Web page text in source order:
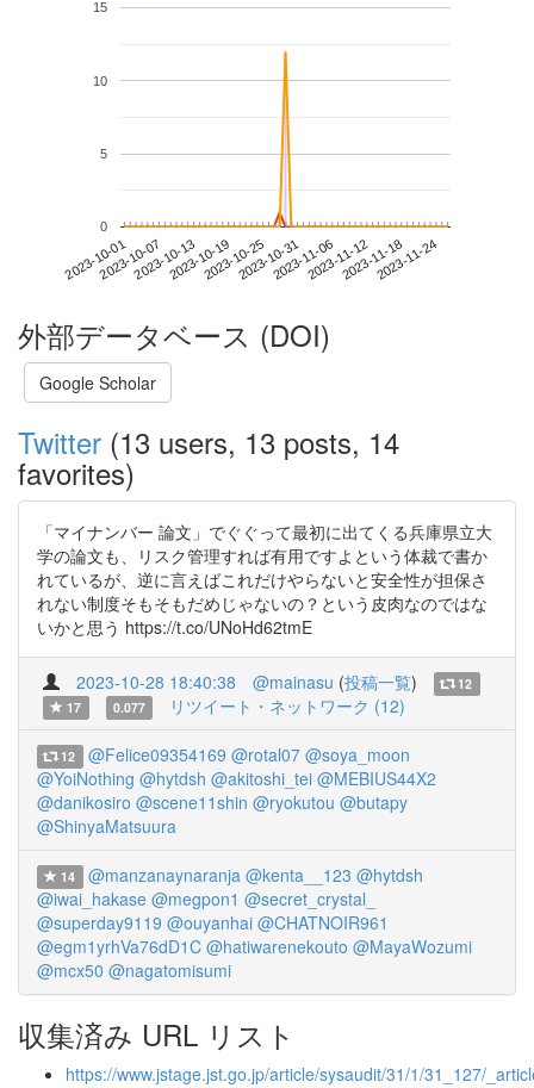
2023-10-012023-10-072023-10-132023-10-192023-10-252023-10-312023-11-062023-11-122023-11-182023-11-24
0
5
10
15
外部データベース (DOI)
Google Scholar
Twitter (13 users, 13 posts, 14
favorites)
「マイナンバー 論文」でぐぐって最初に出てくる兵庫県立大
学の論文も、リスク管理すれば有用ですよという体裁で書か
れているが、逆に言えばこれだけやらないと安全性が担保さ
れない制度そもそもだめじゃないの？という皮肉なのではな
いかと思う https://t.co/UNoHd62tmE
2023-10-28 18:40:38 @mainasu (投稿一覧)
12
17
0.077 リツイート・ネットワーク (12)
12 @Felice09354169 @rotal07 @soya_moon
@YoiNothing @hytdsh @akitoshi_tei @MEBIUS44X2
@danikosiro @scene11shin @ryokutou @butapy
@ShinyaMatsuura
14 @manzanaynaranja @kenta__123 @hytdsh
@iwai_hakase @megpon1 @secret_crystal_
@superday9119 @ouyanhai @CHATNOIR961
@egm1yrhVa76dD1C @hatiwarenekouto @MayaWozumi
@mcx50 @nagatomisumi
収集済み URL リスト
https://www.jstage.jst.go.jp/article/sysaudit/31/1/31_127/